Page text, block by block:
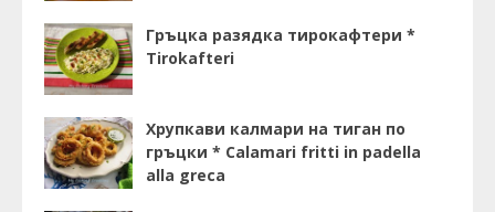
Гръцка разядка тирокафтери *
Tirokafteri
Хрупкави калмари на тиган по
гръцки * Calamari fritti in padella
alla greca